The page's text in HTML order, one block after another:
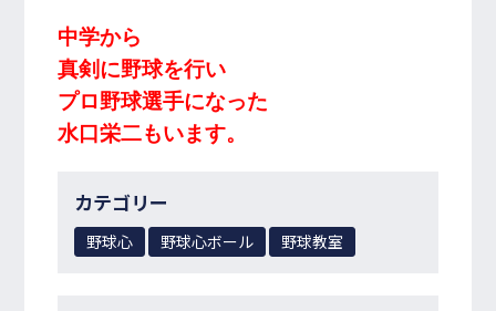
中学から
真剣に野球を行い
プロ野球選手になった
水口栄二もいます。
カテゴリー
野球心 野球心ボール 野球教室